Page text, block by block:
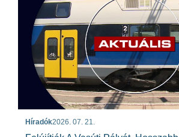
Híradók2026. 07. 21.